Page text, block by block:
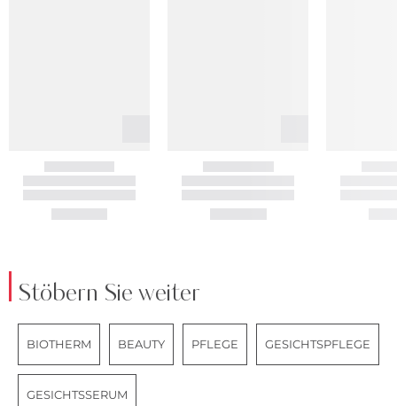
Stöbern Sie weiter
BIOTHERM BEAUTY PFLEGE GESICHTSPFLEGE
GESICHTSSERUM